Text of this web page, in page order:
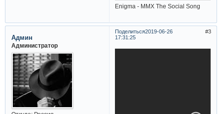
Enigma - MMX The Social Song
Поделиться 3
2019-06-26
17:31:25
Админ
Администратор